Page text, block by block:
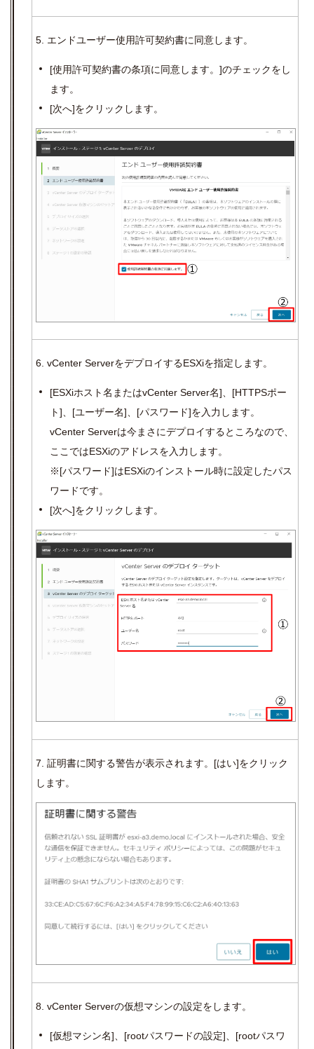
5. エンドユーザー使用許可契約書に同意します。
[使用許可契約書の条項に同意します。 ]のチェックをし
ます。
[次へ]をクリックします。
6. vCenter ServerをデプロイするESXiを指定します。
[ESXiホスト名またはvCenter Server名]、 [HTTPSポー
ト]、 [ユーザー名]、 [パスワード]を入力します。
vCenter Serverは今まさにデプロイするところなので、
ここではESXiのアドレスを入力します。
※[パスワード]はESXiのインストール時に設定したパス
ワードです。
[次へ]をクリックします。
7. 証明書に関する警告が表示されます。 [はい]をクリック
します。
8. vCenter Serverの仮想マシンの設定をします。
[仮想マシン名]、 [rootパスワードの設定]、 [rootパスワ